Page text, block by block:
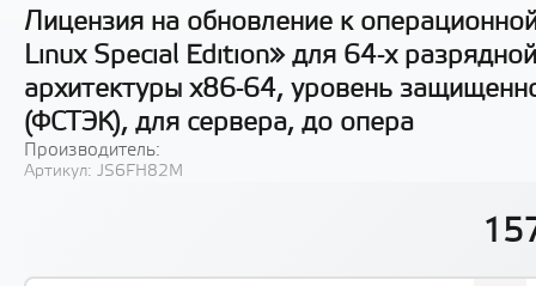
РУСБ.10015-
опера
Лицензия на обновление к
Linux Special Edition» для 64-х
архитектуры х86-64, уровень
(ФСТЭК), для сервера, до опера
Производитель:
Артикул: JS6FH82M